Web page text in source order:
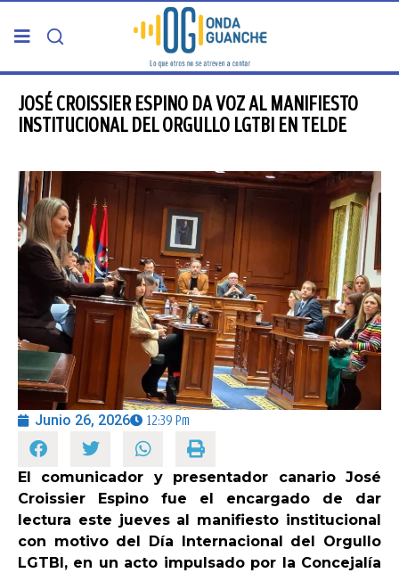
PORTADA
GRAN CANARIA
CANARIAS
5ª COLUMNA
CARTAS DEL DIRECTOR
ENTREVISTAS
OPINIÓN
PROGRAMAS
JOSÉ CROISSIER ESPINO DA VOZ AL MANIFIESTO
INSTITUCIONAL DEL ORGULLO LGTBI EN TELDE
Junio 26, 2026 12:39 Pm
El comunicador y presentador canario José
Croissier Espino fue el encargado de dar
lectura este jueves al manifiesto institucional
con motivo del Día Internacional del Orgullo
LGTBI, en un acto impulsado por la Concejalía